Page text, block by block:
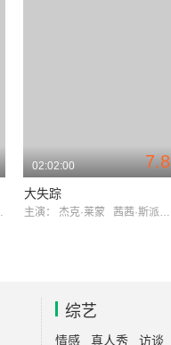
7.8
02:02:00
大失踪
主演： 杰克·莱蒙 茜茜·斯派塞克
综艺
情感 真人秀 访谈